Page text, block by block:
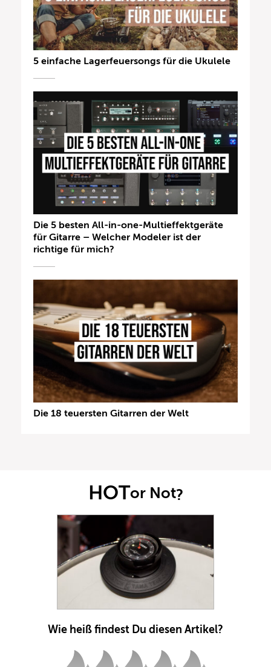
5 einfache Lagerfeuersongs für die Ukulele
Die 5 besten All-in-one-Multieffektgeräte
für Gitarre – Welcher Modeler ist der
richtige für mich?
Die 18 teuersten Gitarren der Welt
HOTor Not?
Wie heiß findest Du diesen Artikel?